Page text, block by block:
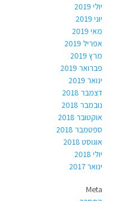
יולי 2019
יוני 2019
מאי 2019
אפריל 2019
מרץ 2019
פברואר 2019
ינואר 2019
דצמבר 2018
נובמבר 2018
אוקטובר 2018
ספטמבר 2018
אוגוסט 2018
יולי 2018
ינואר 2017
Meta